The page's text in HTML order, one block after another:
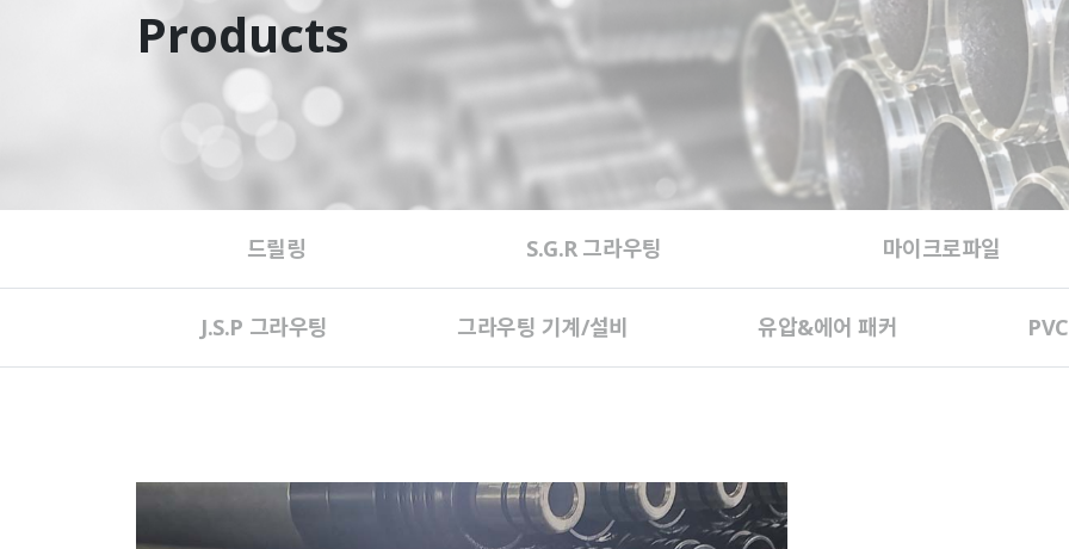
Products
드릴링 S.G.R 그라우팅 마이크로파일
J.S.P 그라우팅 그라우팅 기계/설비 유압&에어 패커